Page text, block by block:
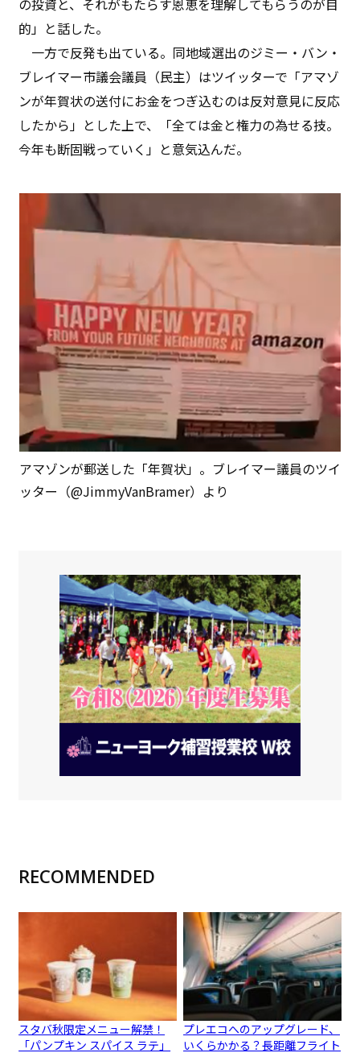
的」と話した。
一方で反発も出ている。同地域選出のジミー・バン・
ブレイマー市議会議員（民主）はツイッターで「アマゾ
ンが年賀状の送付にお金をつぎ込むのは反対意見に反応
したから」とした上で、「全ては金と権力の為せる技。
今年も断固戦っていく」と意気込んだ。
アマゾンが郵送した「年賀状」。ブレイマー議員のツイ
ッター（@JimmyVanBramer）より
RECOMMENDED
スタバ秋限定メニュー解禁！
「パンプキン スパイス ラテ」
プレエコへのアップグレード、
いくらかかる？長距離フライト